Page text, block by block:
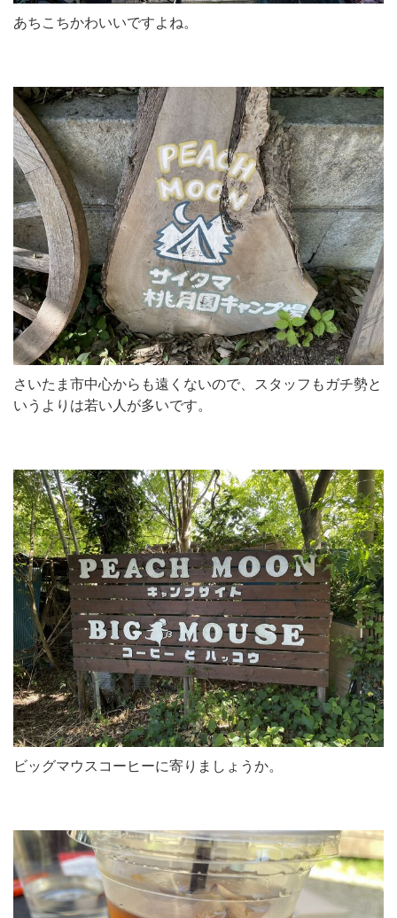
あちこちかわいいですよね。
さいたま市中心からも遠くないので、スタッフもガチ勢と
いうよりは若い人が多いです。
ビッグマウスコーヒーに寄りましょうか。